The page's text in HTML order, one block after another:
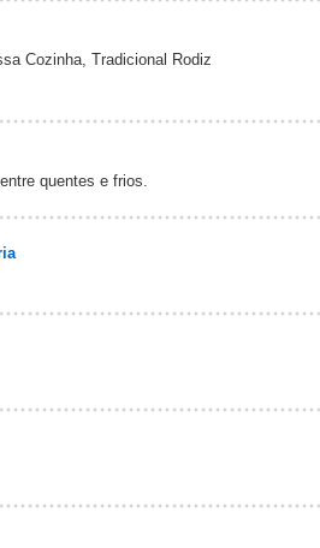
Cozinha, Tradicional Rodiz
quentes e frios.